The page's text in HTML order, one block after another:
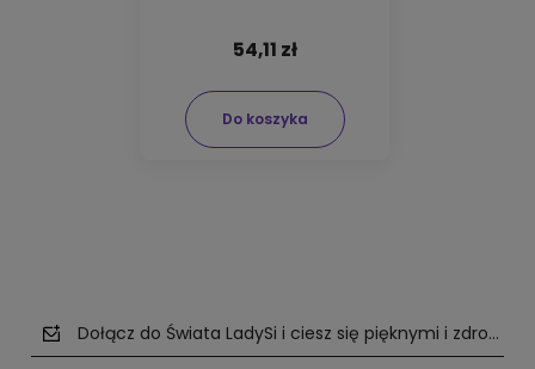
54,11 zł
Do koszyka
Dołącz do Świata LadySi i ciesz się pięknymi i